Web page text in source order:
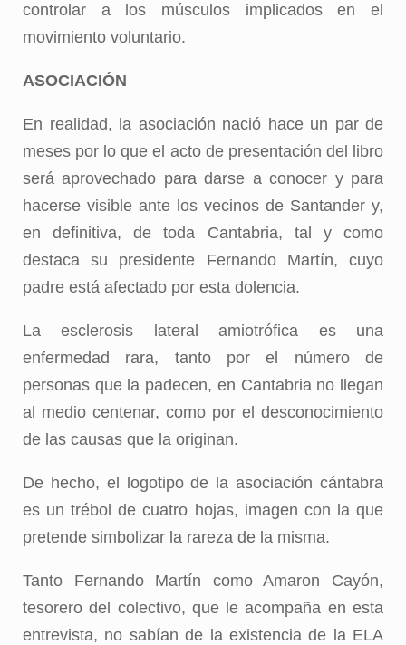
controlar a los músculos implicados en el
movimiento voluntario.
ASOCIACIÓN
En realidad, la asociación nació hace un par de
meses por lo que el acto de presentación del libro
será aprovechado para darse a conocer y para
hacerse visible ante los vecinos de Santander y,
en definitiva, de toda Cantabria, tal y como
destaca su presidente Fernando Martín, cuyo
padre está afectado por esta dolencia.
La esclerosis lateral amiotrófica es una
enfermedad rara, tanto por el número de
personas que la padecen, en Cantabria no llegan
al medio centenar, como por el desconocimiento
de las causas que la originan.
De hecho, el logotipo de la asociación cántabra
es un trébol de cuatro hojas, imagen con la que
pretende simbolizar la rareza de la misma.
Tanto Fernando Martín como Amaron Cayón,
tesorero del colectivo, que le acompaña en esta
entrevista, no sabían de la existencia de la ELA